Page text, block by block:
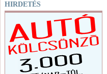
HIRDETÉS